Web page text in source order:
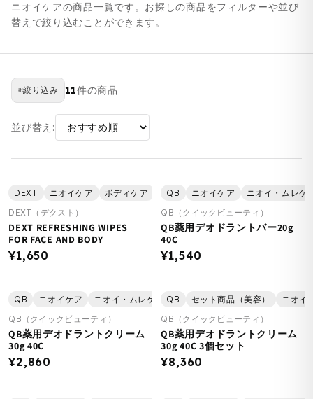
ニオイケアの商品一覧です。お探しの商品をフィルターや並び
替えで絞り込むことができます。
絞り込み 11件の商品
並び替え:
DEXT ニオイケア ボディケア
美容
DEXT（デクスト）
DEXT REFRESHING WIPES
FOR FACE AND BODY
¥1,650
QB ニオイケア
ニオイ・ムレケ
QB（クイックビューティ）
QB薬用デオドラントバー20g
40C
¥1,540
QB ニオイケア ニオイ・ムレケア フットケア ボディケア
美容
QB（クイックビューティ）
QB薬用デオドラントクリーム
30g 40C
¥2,860
QB セット商品（美容）
ニオイ
QB（クイックビューティ）
QB薬用デオドラントクリーム
30g 40C 3個セット
¥8,360